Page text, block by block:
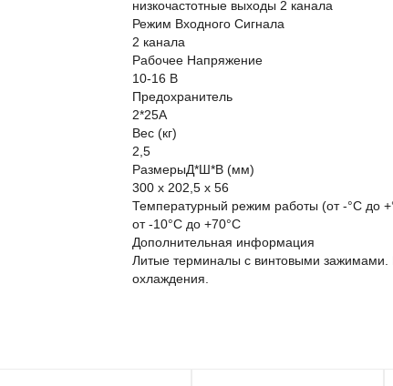
низкочастотные выходы 2 канала
Режим Входного Сигнала
2 канала
Рабочее Напряжение
10-16 В
Предохранитель
2*25А
Вес (кг)
2,5
РазмерыД*Ш*В (мм)
300 x 202,5 x 56
Температурный режим работы (от -°С до
от -10°С до +70°С
Дополнительная информация
Литые терминалы с винтовыми зажимами.
охлаждения.